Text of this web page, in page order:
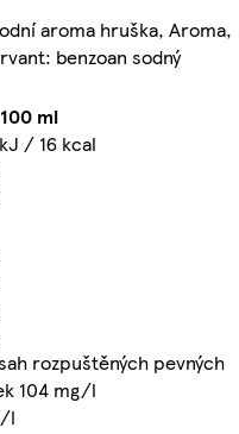
aroma hruška, Aroma,
benzoan sodný
ml
/ 16 kcal
rozpuštěných pevných
104 mg/l
l